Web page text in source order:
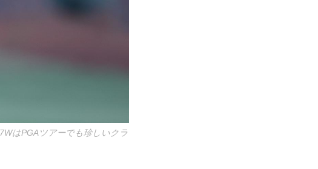
はPGAツアーでも珍しいクラ